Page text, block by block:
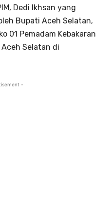
Dedi Ikhsan yang
Bupati Aceh Selatan,
01 Pemadam Kebakaran
Aceh Selatan di
-